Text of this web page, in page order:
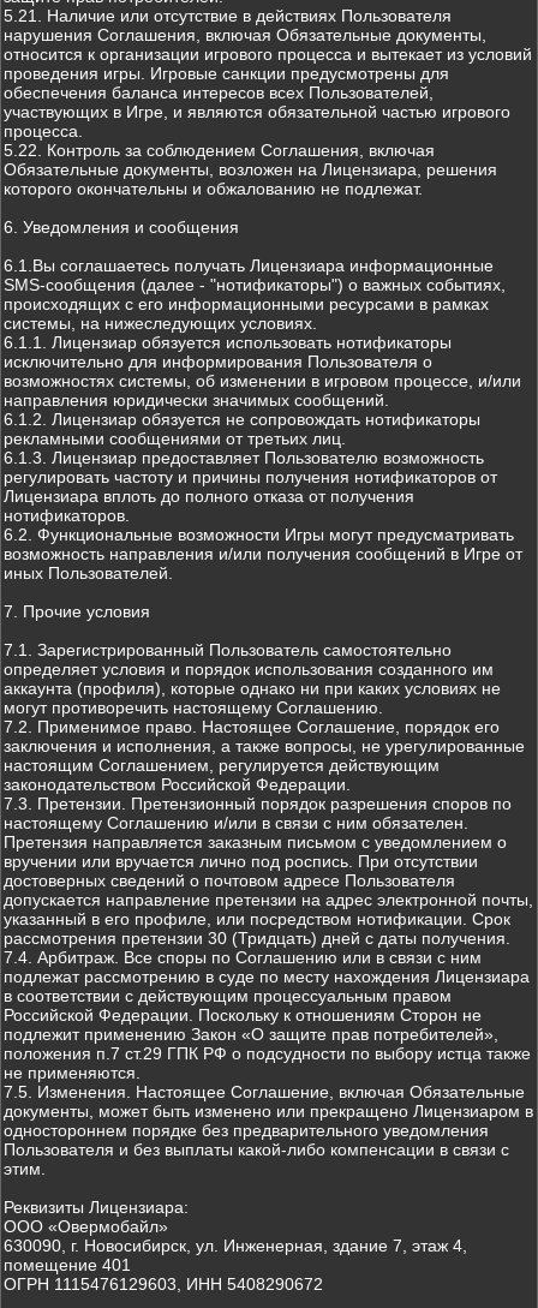
5.21. Наличие или отсутствие в действиях Пользователя
нарушения Соглашения, включая Обязательные документы,
относится к организации игрового процесса и вытекает из условий
проведения игры. Игровые санкции предусмотрены для
обеспечения баланса интересов всех Пользователей,
участвующих в Игре, и являются обязательной частью игрового
процесса.
5.22. Контроль за соблюдением Соглашения, включая
Обязательные документы, возложен на Лицензиара, решения
которого окончательны и обжалованию не подлежат.
6. Уведомления и сообщения
6.1.Вы соглашаетесь получать Лицензиара информационные
SMS-сообщения (далее - "нотификаторы") о важных событиях,
происходящих с его информационными ресурсами в рамках
системы, на нижеследующих условиях.
6.1.1. Лицензиар обязуется использовать нотификаторы
исключительно для информирования Пользователя о
возможностях системы, об изменении в игровом процессе, и/или
направления юридически значимых сообщений.
6.1.2. Лицензиар обязуется не сопровождать нотификаторы
рекламными сообщениями от третьих лиц.
6.1.3. Лицензиар предоставляет Пользователю возможность
регулировать частоту и причины получения нотификаторов от
Лицензиара вплоть до полного отказа от получения
нотификаторов.
6.2. Функциональные возможности Игры могут предусматривать
возможность направления и/или получения сообщений в Игре от
иных Пользователей.
7. Прочие условия
7.1. Зарегистрированный Пользователь самостоятельно
определяет условия и порядок использования созданного им
аккаунта (профиля), которые однако ни при каких условиях не
могут противоречить настоящему Соглашению.
7.2. Применимое право. Настоящее Соглашение, порядок его
заключения и исполнения, а также вопросы, не урегулированные
настоящим Соглашением, регулируется действующим
законодательством Российской Федерации.
7.3. Претензии. Претензионный порядок разрешения споров по
настоящему Соглашению и/или в связи с ним обязателен.
Претензия направляется заказным письмом с уведомлением о
вручении или вручается лично под роспись. При отсутствии
достоверных сведений о почтовом адресе Пользователя
допускается направление претензии на адрес электронной почты,
указанный в его профиле, или посредством нотификации. Срок
рассмотрения претензии 30 (Тридцать) дней с даты получения.
7.4. Арбитраж. Все споры по Соглашению или в связи с ним
подлежат рассмотрению в суде по месту нахождения Лицензиара
в соответствии с действующим процессуальным правом
Российской Федерации. Поскольку к отношениям Сторон не
подлежит применению Закон «О защите прав потребителей»,
положения п.7 ст.29 ГПК РФ о подсудности по выбору истца также
не применяются.
7.5. Изменения. Настоящее Соглашение, включая Обязательные
документы, может быть изменено или прекращено Лицензиаром в
одностороннем порядке без предварительного уведомления
Пользователя и без выплаты какой-либо компенсации в связи с
этим.
Реквизиты Лицензиара:
ООО «Овермобайл»
630090, г. Новосибирск, ул. Инженерная, здание 7, этаж 4,
помещение 401
ОГРН 1115476129603, ИНН 5408290672